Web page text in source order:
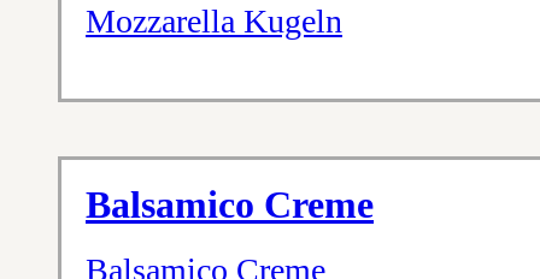
Mozzarella Kugeln
Balsamico Creme
Balsamico Creme